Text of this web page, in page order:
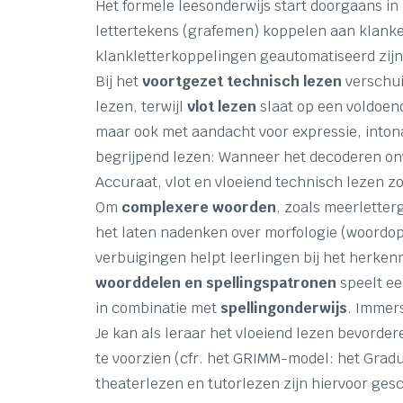
Het formele leesonderwijs start doorgaans
lettertekens (grafemen) koppelen aan
klankletterkoppelingen geautomatiseerd
Bij hetvoortgezet technisch lezen
lezen, terwijl vlot lezenslaat op een
maar ook met aandacht voor expressie,
begrijpend lezen: Wanneer het decoderen
Accuraat, vlot en vloeiend technisch lezen
Om complexere woorden, zoals
het laten nadenken over morfologie
verbuigingen helpt leerlingen bij het
woorddelen en spellingspatronenspeelt
in combinatie met spellingonderwijs.
Je kan als leraar het vloeiend lezen
te voorzien (cfr. het GRIMM-model: het
theaterlezen en tutorlezen zijn hiervoor